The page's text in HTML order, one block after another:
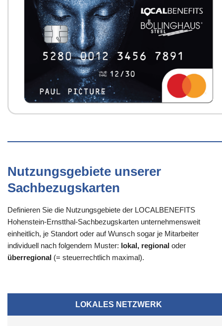
Nutzungsgebiete unserer
Sachbezugskarten
Definieren Sie die Nutzungsgebiete der LOCALBENEFITS
Hohenstein-Ernstthal-Sachbezugskarten unternehmensweit
einheitlich, je Standort oder auf Wunsch sogar je Mitarbeiter
individuell nach folgendem Muster: lokal, regional oder
überregional (= steuerrechtlich maximal).
LOKALES NETZWERK